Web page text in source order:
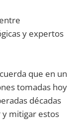
y expertos
que en un
tomadas hoy
décadas
y mitigar estos